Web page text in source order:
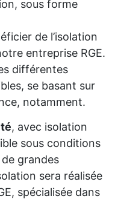
sous forme
de l’isolation
entreprise RGE.
différentes
se basant sur
notamment.
, avec isolation
sous conditions
grandes
sera réalisée
spécialisée dans